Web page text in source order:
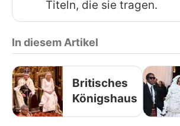
Titeln, die sie tragen.
In diesem Artikel
Britisches
Königshaus